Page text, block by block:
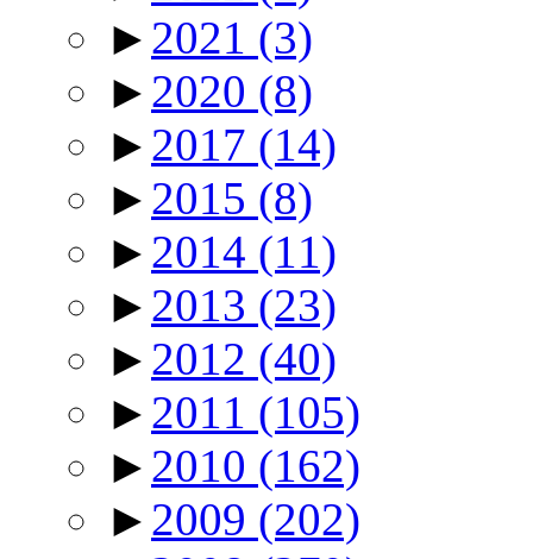
► 2021 (3)
► 2020 (8)
► 2017 (14)
► 2015 (8)
► 2014 (11)
► 2013 (23)
► 2012 (40)
► 2011 (105)
► 2010 (162)
► 2009 (202)